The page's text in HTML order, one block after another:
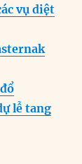
vụ diệt
lễ tang